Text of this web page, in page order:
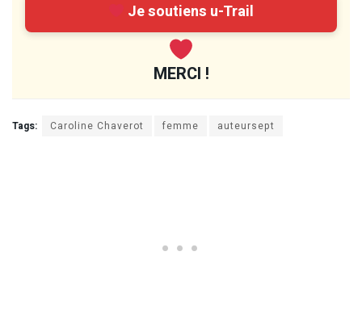
Je soutiens u-Trail
MERCI !
Tags: Caroline Chaverot femme auteursept